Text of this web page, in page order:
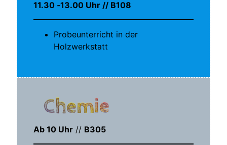
11.30 ‑13.00 Uhr // B108
Pro­be­un­ter­richt in der
Holzwerkstatt
Chemie
Ab 10 Uhr // B305